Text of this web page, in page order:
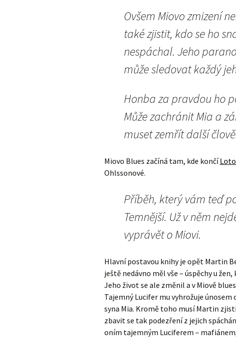
Ovšem Miovo zmizení
také zjistit, kdo se ho
nespáchal. Jeho
může sledovat každý
Honba za pravdou ho
Může zachránit Mia a
muset zemřít další
Miovo Blues začíná tam, kde končí
Ohlssonové.
Příběh, který vám teď
Temnější. Už v něm
vyprávět o Miovi.
Hlavní postavou knihy je opět Martin
ještě nedávno měl vše – úspěchy u
Jeho život se ale změnil a v Miově
Tajemný Lucifer mu vyhrožuje
syna Mia. Kromě toho musí Martin
zbavit se tak podezření z jejich
oním tajemným Luciferem –